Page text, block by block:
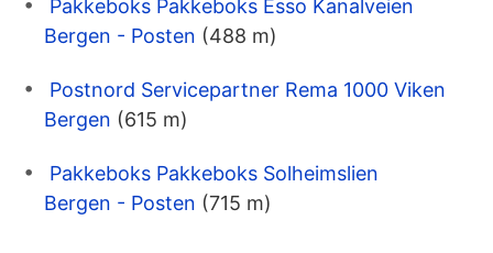
Pakkeboks Pakkeboks Esso Kanalveien
Bergen - Posten (488 m)
Postnord Servicepartner Rema 1000 Viken
Bergen (615 m)
Pakkeboks Pakkeboks Solheimslien
Bergen - Posten (715 m)